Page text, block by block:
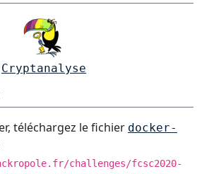
Cryptanalyse
téléchargez le fichier docker-
challenges/fcsc2020-